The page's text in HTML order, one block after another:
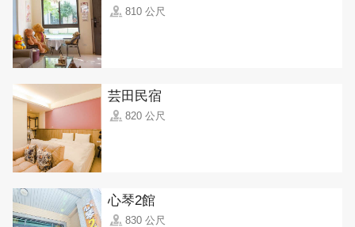
810 公尺
芸田民宿
820 公尺
心琴2館
830 公尺